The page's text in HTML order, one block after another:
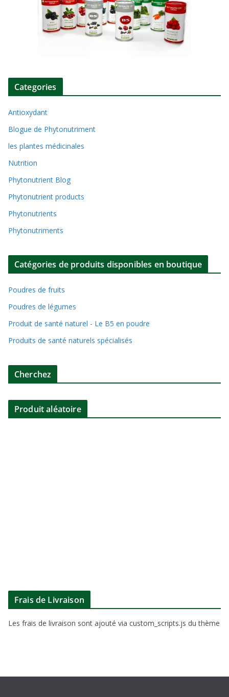
Categories
Antioxydant
Blogue de Phytonutriment
les plantes médicinales
Nutrition
Phytonutrient Blog
Phytonutrient products
Phytonutrients
Phytonutriments
Catégories de produits disponibles en boutique
Poudres de fruits
Poudres de légumes
Produit de santé naturel - Le B5 en poudre
Produits de santé naturels spécialisés
Cherchez
Produit aléatoire
Frais de Livraison
Les frais de livraison sont ajouté via custom_scripts.js du thème